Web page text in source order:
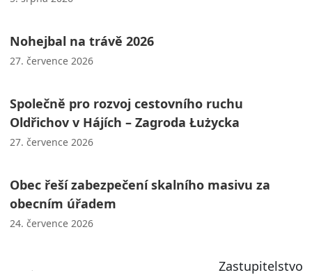
Nohejbal na trávě 2026
27. července 2026
Společně pro rozvoj cestovního ruchu
Oldřichov v Hájích – Zagroda Łużycka
27. července 2026
Obec řeší zabezpečení skalního masivu za
obecním úřadem
24. července 2026
Zastupitelstvo